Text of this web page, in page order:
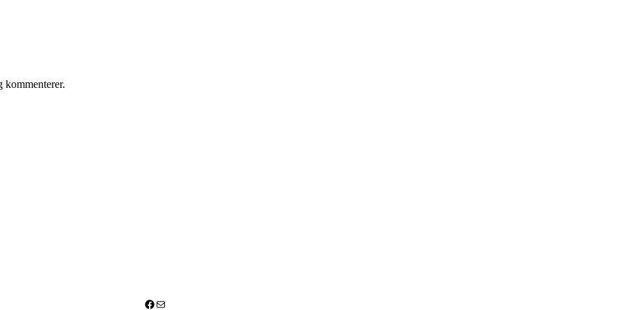
kommenterer.
Facebook
Mail